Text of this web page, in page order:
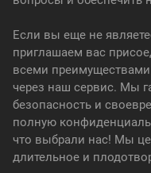
Если вы еще не
приглашаем вас
всеми
через наш сервис. Мы
безопасность и
полную
что выбрали нас! Мы
длительное и